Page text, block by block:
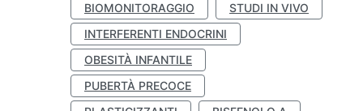
BIOMONITORAGGIO
STUDI IN VIVO
INTERFERENTI ENDOCRINI
OBESITÀ INFANTILE
PUBERTÀ PRECOCE